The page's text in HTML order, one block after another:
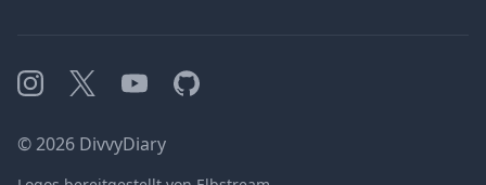
Instagram
X YouTubeGitHub
©2026 DivvyDiary